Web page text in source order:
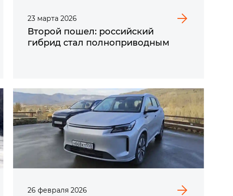
23 марта 2026
Второй пошел: российский
гибрид стал полноприводным
26 февраля 2026